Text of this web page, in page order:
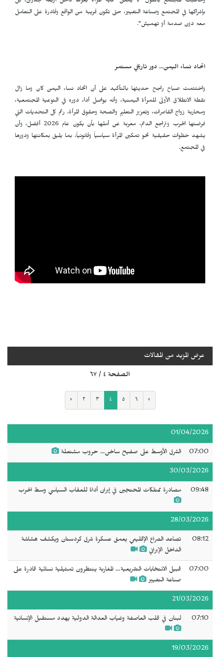
بإشراكها في المجتمع وصناعة التغيير، حتى تكون قريبة من الواقع وقادرة على التعامل
معه دون صدمة أو تهميش".
اتحاد نساء اليمن… دور تاريخي مستمر
واختتمت صباح راجح حديثها بالتأكيد على أن اتحاد نساء اليمن كان وما زال
نقطة الانطلاق الأولى للمرأة اليمنية، وأنه يواصل أداء دوره في التوعية المجتمعية،
ومحاربة زواج القاصرات، وتعزيز التعليم والصحة وحقوق المرأة، رغم كل التحديات التي
فرضتها الحرب وتراجع الدعم، معربة عن أملها بأن يكون عام 2026 أفضل، وأن
يشهد خطوات حقيقية نحو تمكين المرأة سياسياً وقانونياً، بما يليق بمكانتها ودورها
في المجتمع.
عرض المزيد من المقالات
الصفحة ٤ / ٦٧
‹ ٢ ٣ ٤ ٥ ٦ ›
01/04/2026
07:00 الشرق الأوسط على صفيح ساخن... حروب مشتعلة
30/03/2026
09:48 مصادرة ممتلكات المحتجين في إيران أداة للعقاب السياسي وسط الحرب
28/03/2026
08:12
تصاعد الصراع الإقليمي يعمق عسكرة شرق كردستان ويكشف هشاشة
الداخل الإيراني
07:00
قبيل الانتخابات التشريعية… المغاربة ينتظرون تمثيلية نسائية قادرة على
صناعة التغيير
21/03/2026
07:10 لبنان في قلب العاصفة وغياب العدالة الدولية يهدد مستقبل الإنسانية
19/03/2026